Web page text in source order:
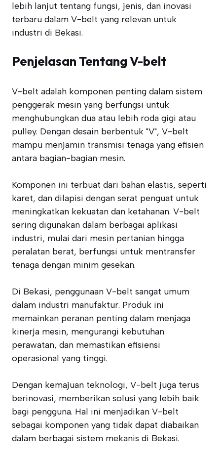
lebih lanjut tentang fungsi, jenis, dan inovasi
terbaru dalam V-belt yang relevan untuk
industri di Bekasi.
Penjelasan Tentang V-belt
V-belt adalah komponen penting dalam sistem
penggerak mesin yang berfungsi untuk
menghubungkan dua atau lebih roda gigi atau
pulley. Dengan desain berbentuk "V", V-belt
mampu menjamin transmisi tenaga yang efisien
antara bagian-bagian mesin.
Komponen ini terbuat dari bahan elastis, seperti
karet, dan dilapisi dengan serat penguat untuk
meningkatkan kekuatan dan ketahanan. V-belt
sering digunakan dalam berbagai aplikasi
industri, mulai dari mesin pertanian hingga
peralatan berat, berfungsi untuk mentransfer
tenaga dengan minim gesekan.
Di Bekasi, penggunaan V-belt sangat umum
dalam industri manufaktur. Produk ini
memainkan peranan penting dalam menjaga
kinerja mesin, mengurangi kebutuhan
perawatan, dan memastikan efisiensi
operasional yang tinggi.
Dengan kemajuan teknologi, V-belt juga terus
berinovasi, memberikan solusi yang lebih baik
bagi pengguna. Hal ini menjadikan V-belt
sebagai komponen yang tidak dapat diabaikan
dalam berbagai sistem mekanis di Bekasi.